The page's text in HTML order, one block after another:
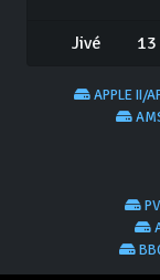
Jivé
APPLE II/